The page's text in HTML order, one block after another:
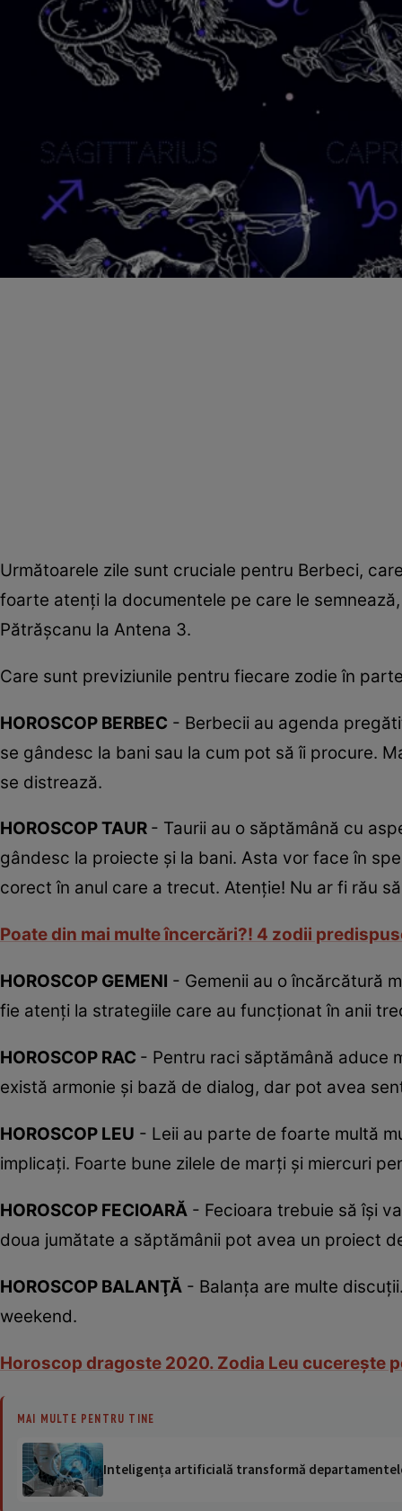
Următoarele zile sunt cruciale pentru Berbeci,
foarte atenţi la documentele pe care le
Pătrăşcanu la Antena 3.
Care sunt previziunile pentru fiecare zodie în
HOROSCOP BERBEC - Berbecii au agenda
se gândesc la bani sau la cum pot să îi procure.
se distrează.
HOROSCOP TAUR - Taurii au o săptămână cu
gândesc la proiecte şi la bani. Asta vor face în
corect în anul care a trecut. Atenţie! Nu ar fi rău
Poate din mai multe încercări?! 4 zodii
HOROSCOP GEMENI - Gemenii au o încărcătură
fie atenţi la strategiile care au funcţionat în anii
HOROSCOP RAC - Pentru raci săptămână aduce
există armonie şi bază de dialog, dar pot avea
HOROSCOP LEU - Leii au parte de foarte multă
implicaţi. Foarte bune zilele de marţi şi miercuri
HOROSCOP FECIOARĂ - Fecioara trebuie să îşi
doua jumătate a săptămânii pot avea un proiect
HOROSCOP BALANŢĂ - Balanţa are multe
weekend.
Horoscop dragoste 2020. Zodia Leu cucereşte
MAI MULTE PENTRU TINE
Inteligența artificială transformă